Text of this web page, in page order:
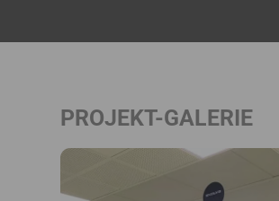
PROJEKT-GALERIE